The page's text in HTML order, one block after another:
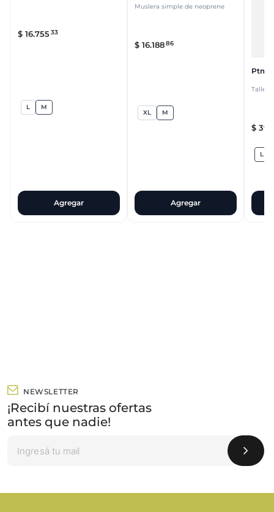
$ 16.75533
L M
Agregar
Muslera simple de neoprene
$ 16.18886
XL M
Agregar
Ptm
Talle l
$ 39
L
NEWSLETTER
¡Recibí nuestras ofertas
antes que nadie!